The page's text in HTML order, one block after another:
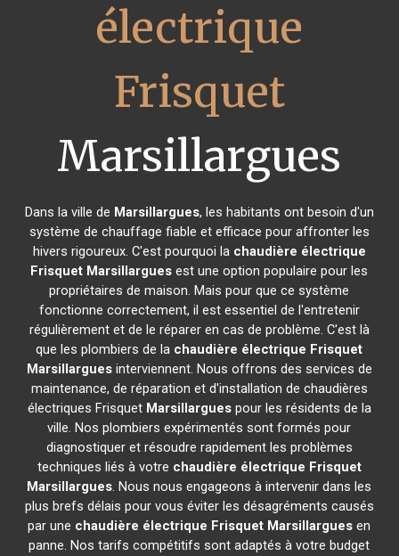
électrique
Frisquet
Marsillargues
Dans la ville de Marsillargues, les habitants ont besoin d'un
système de chauffage fiable et efficace pour affronter les
hivers rigoureux. C'est pourquoi la chaudière électrique
Frisquet Marsillargues est une option populaire pour les
propriétaires de maison. Mais pour que ce système
fonctionne correctement, il est essentiel de l'entretenir
régulièrement et de le réparer en cas de problème. C'est là
que les plombiers de la chaudière électrique Frisquet
Marsillarguesinterviennent. Nous offrons des services de
maintenance, de réparation et d'installation de chaudières
électriques Frisquet Marsillarguespour les résidents de la
ville. Nos plombiers expérimentés sont formés pour
diagnostiquer et résoudre rapidement les problèmes
techniques liés à votre chaudière électrique Frisquet
Marsillargues. Nous nous engageons à intervenir dans les
plus brefs délais pour vous éviter les désagréments causés
par une chaudière électrique Frisquet Marsillargues en
panne. Nos tarifs compétitifs sont adaptés à votre budget